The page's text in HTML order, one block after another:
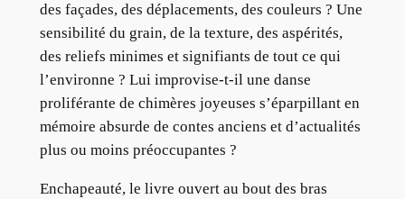
des façades, des déplacements, des couleurs ? Une
sensibilité du grain, de la texture, des aspérités,
des reliefs minimes et signifiants de tout ce qui
l’environne ? Lui improvise-t-il une danse
proliférante de chimères joyeuses s’éparpillant en
mémoire absurde de contes anciens et d’actualités
plus ou moins préoccupantes ?
Enchapeauté, le livre ouvert au bout des bras